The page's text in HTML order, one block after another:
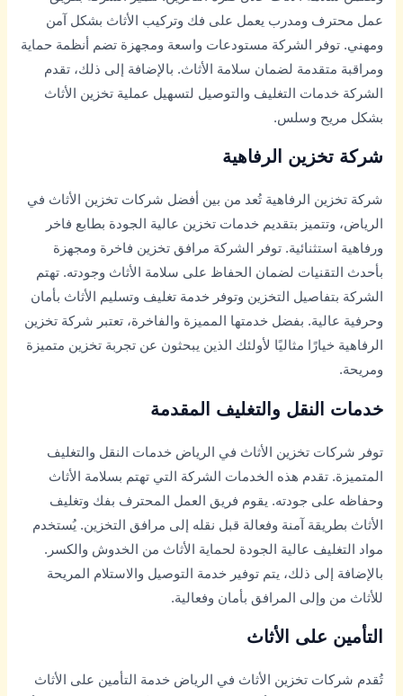
عمل محترف ومدرب يعمل على فك وتركيب الأثاث بشكل آمن
ومهني. توفر الشركة مستودعات واسعة ومجهزة تضم أنظمة حماية
ومراقبة متقدمة لضمان سلامة الأثاث. بالإضافة إلى ذلك، تقدم
الشركة خدمات التغليف والتوصيل لتسهيل عملية تخزين الأثاث
بشكل مريح وسلس.
شركة تخزين الرفاهية
شركة تخزين الرفاهية تُعد من بين أفضل شركات تخزين الأثاث في
الرياض، وتتميز بتقديم خدمات تخزين عالية الجودة بطابع فاخر
ورفاهية استثنائية. توفر الشركة مرافق تخزين فاخرة ومجهزة
بأحدث التقنيات لضمان الحفاظ على سلامة الأثاث وجودته. تهتم
الشركة بتفاصيل التخزين وتوفر خدمة تغليف وتسليم الأثاث بأمان
وحرفية عالية. بفضل خدمتها المميزة والفاخرة، تعتبر شركة تخزين
الرفاهية خيارًا مثاليًا لأولئك الذين يبحثون عن تجربة تخزين متميزة
ومريحة.
خدمات النقل والتغليف المقدمة
توفر شركات تخزين الأثاث في الرياض خدمات النقل والتغليف
المتميزة. تقدم هذه الخدمات الشركة التي تهتم بسلامة الأثاث
وحفاظه على جودته. يقوم فريق العمل المحترف بفك وتغليف
الأثاث بطريقة آمنة وفعالة قبل نقله إلى مرافق التخزين. يُستخدم
مواد التغليف عالية الجودة لحماية الأثاث من الخدوش والكسر.
بالإضافة إلى ذلك، يتم توفير خدمة التوصيل والاستلام المريحة
للأثاث من وإلى المرافق بأمان وفعالية.
التأمين على الأثاث
تُقدم شركات تخزين الأثاث في الرياض خدمة التأمين على الأثاث